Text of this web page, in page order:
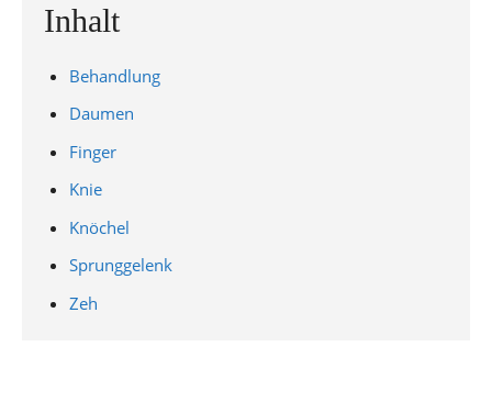
Inhalt
Behandlung
Daumen
Finger
Knie
Knöchel
Sprunggelenk
Zeh